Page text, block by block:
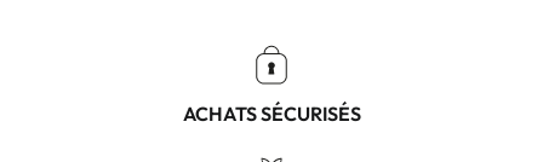
ACHATS SÉCURISÉS